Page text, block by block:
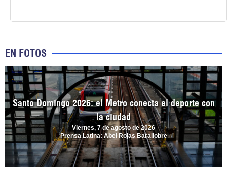
EN FOTOS
Santo Domingo 2026: el Metro conecta el deporte con
la ciudad
Viernes, 7 de agosto de 2026
Prensa Latina: Abel Rojas Barallobre